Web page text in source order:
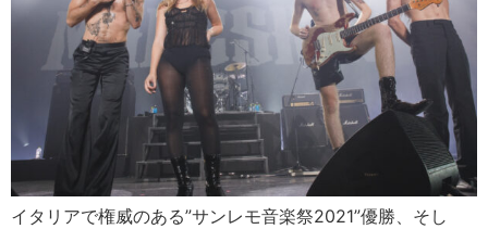
イタリアで権威のある”サンレモ音楽祭2021”優勝、そし